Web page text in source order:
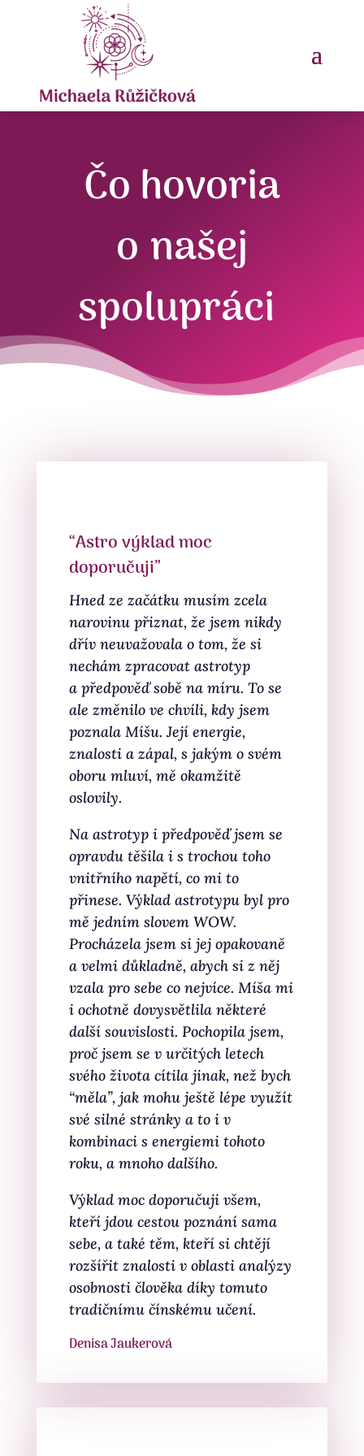
Čo hovoria
o našej
spolupráci
“Astro výklad moc
doporučuji”
Hned ze začátku musím zcela
narovinu přiznat, že jsem nikdy
dřív neuvažovala o tom, že si
nechám zpracovat astrotyp
a předpověď sobě na míru. To se
ale změnilo ve chvíli, kdy jsem
poznala Míšu. Její energie,
znalosti a zápal, s jakým o svém
oboru mluví, mě okamžitě
oslovily.
Na astrotyp i předpověď jsem se
opravdu těšila i s trochou toho
vnitřního napětí, co mi to
přinese. Výklad astrotypu byl pro
mě jedním slovem WOW.
Procházela jsem si jej opakovaně
a velmi důkladně, abych si z něj
vzala pro sebe co nejvíce. Míša mi
i ochotně dovysvětlila některé
další souvislosti. Pochopila jsem,
proč jsem se v určitých letech
svého života cítila jinak, než bych
“měla”, jak mohu ještě lépe využít
své silné stránky a to i v
kombinaci s energiemi tohoto
roku, a mnoho dalšího.
Výklad moc doporučuji všem,
kteří jdou cestou poznání sama
sebe, a také těm, kteří si chtějí
rozšířit znalosti v oblasti analýzy
osobnosti člověka díky tomuto
tradičnímu čínskému učení.
Denisa Jaukerová